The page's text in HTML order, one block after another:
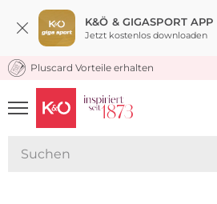
K&Ö & GIGASPORT APP
Jetzt kostenlos downloaden
KOSTENLOSER VERSAND* &
Pluscard Vorteile erhalten
UNSERE APP
CLICK &